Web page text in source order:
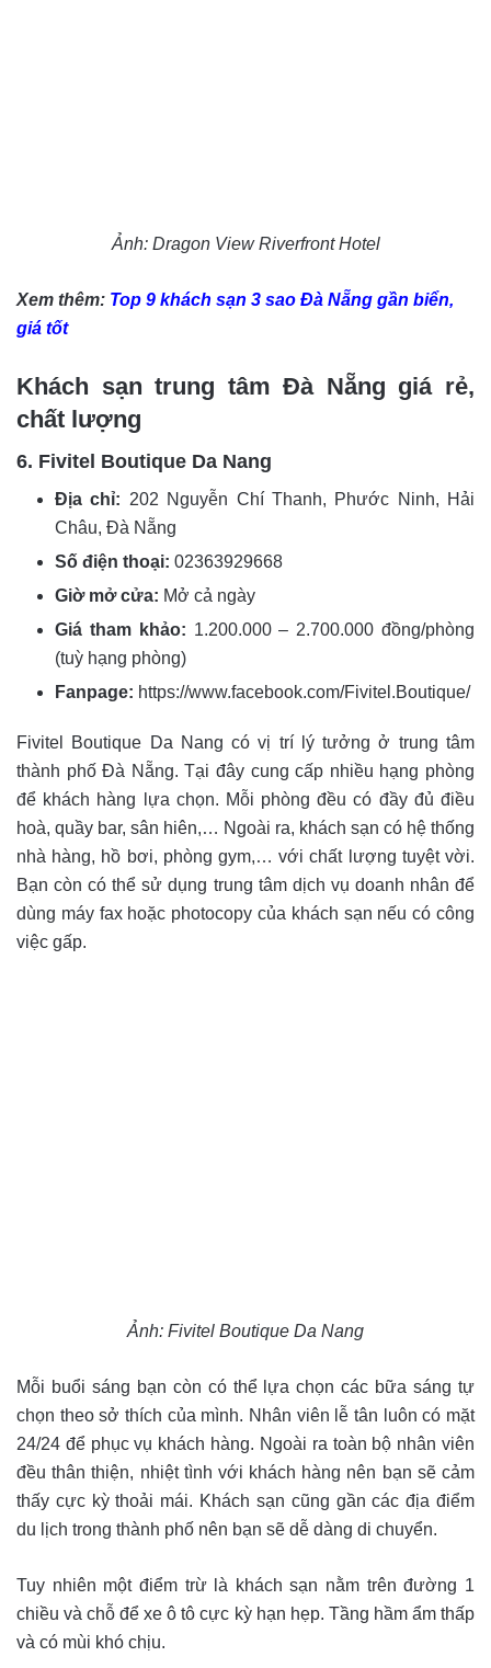
Ảnh: Dragon View Riverfront Hotel
Xem thêm: Top 9 khách sạn 3 sao Đà Nẵng gần biển,
giá tốt
Khách sạn trung tâm Đà Nẵng giá rẻ,
chất lượng
6. Fivitel Boutique Da Nang
Địa chỉ: 202 Nguyễn Chí Thanh, Phước Ninh, Hải
Châu, Đà Nẵng
Số điện thoại: 02363929668
Giờ mở cửa: Mở cả ngày
Giá tham khảo: 1.200.000 – 2.700.000 đồng/phòng
(tuỳ hạng phòng)
Fanpage: https://www.facebook.com/Fivitel.Boutique/
Fivitel Boutique Da Nang có vị trí lý tưởng ở trung tâm
thành phố Đà Nẵng. Tại đây cung cấp nhiều hạng phòng
để khách hàng lựa chọn. Mỗi phòng đều có đầy đủ điều
hoà, quầy bar, sân hiên,… Ngoài ra, khách sạn có hệ thống
nhà hàng, hồ bơi, phòng gym,… với chất lượng tuyệt vời.
Bạn còn có thể sử dụng trung tâm dịch vụ doanh nhân để
dùng máy fax hoặc photocopy của khách sạn nếu có công
việc gấp.
Ảnh: Fivitel Boutique Da Nang
Mỗi buổi sáng bạn còn có thể lựa chọn các bữa sáng tự
chọn theo sở thích của mình. Nhân viên lễ tân luôn có mặt
24/24 để phục vụ khách hàng. Ngoài ra toàn bộ nhân viên
đều thân thiện, nhiệt tình với khách hàng nên bạn sẽ cảm
thấy cực kỳ thoải mái. Khách sạn cũng gần các địa điểm
du lịch trong thành phố nên bạn sẽ dễ dàng di chuyển.
Tuy nhiên một điểm trừ là khách sạn nằm trên đường 1
chiều và chỗ để xe ô tô cực kỳ hạn hẹp. Tầng hầm ẩm thấp
và có mùi khó chịu.